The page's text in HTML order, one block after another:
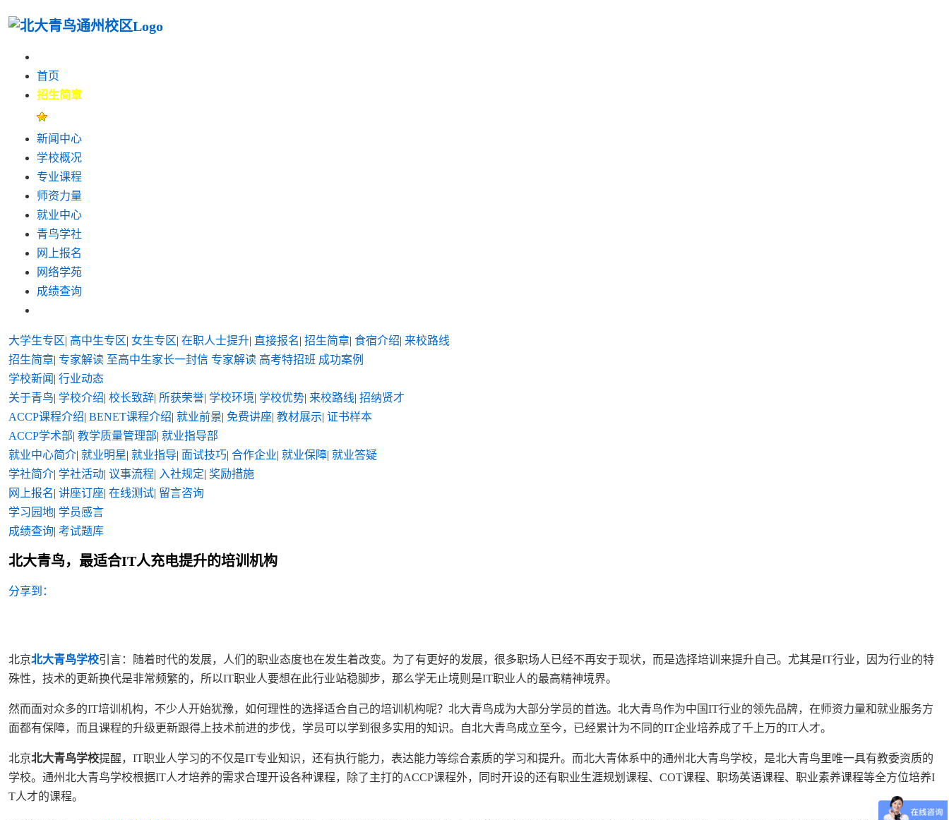
首页
招生简章
新闻中心
学校概况
专业课程
师资力量
就业中心
青鸟学社
网上报名
网络学苑
成绩查询
大学生专区| 高中生专区| 女生专区| 在职人士提升| 直接报名| 招生简章| 食宿介绍| 来校路线
招生简章| 专家解读 至高中生家长一封信 专家解读 高考特招班 成功案例
学校新闻 | 行业动态
关于青鸟| 学校介绍| 校长致辞| 所获荣誉| 学校环境| 学校优势| 来校路线| 招纳贤才
ACCP课程介绍| BENET课程介绍| 就业前景| 免费讲座| 教材展示| 证书样本
ACCP学术部| 教学质量管理部| 就业指导部
就业中心简介| 就业明星| 就业指导| 面试技巧| 合作企业| 就业保障| 就业答疑
学社简介| 学社活动| 议事流程| 入社规定| 奖励措施
网上报名| 讲座订座| 在线测试| 留言咨询
学习园地| 学员感言
成绩查询| 考试题库
北大青鸟，最适合IT人充电提升的培训机构
分享到：
北京北大青鸟学校引言：随着时代的发展，人们的职业态度也在发生着改变。为了有更好的发展，很多职场人已经不再安于现状，而是选择培训来提升自己。尤其是IT行业，因为行业的特
殊性，技术的更新换代是非常频繁的，所以IT职业人要想在此行业站稳脚步，那么学无止境则是IT职业人的最高精神境界。
然而面对众多的IT培训机构，不少人开始犹豫，如何理性的选择适合自己的培训机构呢？北大青鸟成为大部分学员的首选。北大青鸟作为中国IT行业的领先品牌，在师资力量和就业服务方
面都有保障，而且课程的升级更新跟得上技术前进的步伐，学员可以学到很多实用的知识。自北大青鸟成立至今，已经累计为不同的IT企业培养成了千上万的IT人才。
北京北大青鸟学校提醒，IT职业人学习的不仅是IT专业知识，还有执行能力，表达能力等综合素质的学习和提升。而北大青体系中的通州北大青鸟学校，是北大青鸟里唯一具有教委资质的
学校。通州北大青鸟学校根据IT人才培养的需求合理开设各种课程，除了主打的ACCP课程外，同时开设的还有职业生涯规划课程、COT课程、职场英语课程、职业素养课程等全方位培养I
T人才的课程。